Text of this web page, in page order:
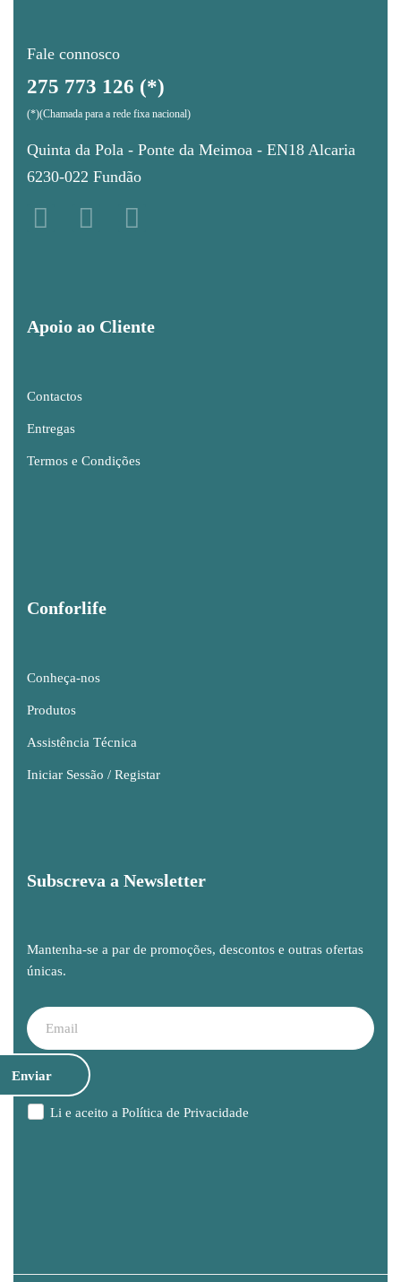
Fale connosco
275 773 126 (*)
(*)(Chamada para a rede fixa nacional)
Quinta da Pola - Ponte da Meimoa - EN18 Alcaria
6230-022 Fundão
Apoio ao Cliente
Contactos
Entregas
Termos e Condições
Conforlife
Conheça-nos
Produtos
Assistência Técnica
Iniciar Sessão / Registar
Subscreva a Newsletter
Mantenha-se a par de promoções, descontos e outras ofertas
únicas.
Li e aceito a Política de Privacidade